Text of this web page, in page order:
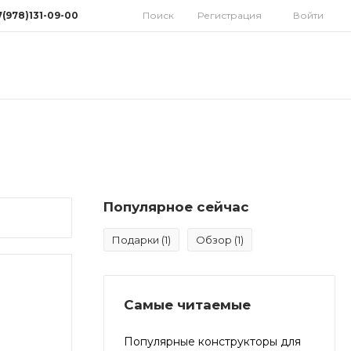
09-00 Поиск Регистрация Войти
Популярное сейчас
Подарки (1) Обзор (1)
Самые читаемые
Популярные конструкторы для